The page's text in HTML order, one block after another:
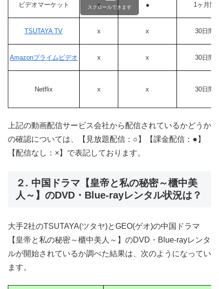
ビデオマーケット x ● 1ヶ月間
TSUTAYA TV x x 30日間
Amazonプライムビデオ x x 30日間
Netflix x x 30日間
スクロールできます
上記の動画配信サービス会社から配信されているかどうか
の確認については、【見放題配信：○】【課金配信：●】
【配信なし：×】で表記しております。
２. 中国ドラマ【皇帝と私の秘密～櫃中美
人～】のDVD・Blue-rayレンタル状況は？
大手2社のTSUTAYA(ツタヤ)とGEO(ゲオ)の中国ドラマ
【皇帝と私の秘密～櫃中美人～】のDVD・Blue-rayレンタ
ルが開始されているか調べた結果は、次のようになってい
ます。